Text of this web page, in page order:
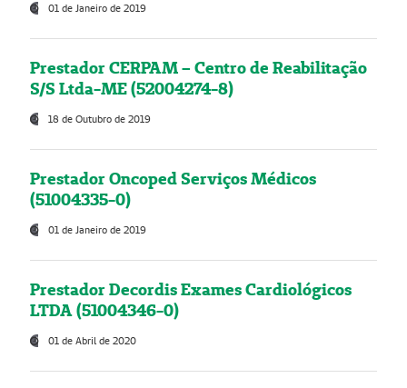
01 de Janeiro de 2019
Prestador CERPAM – Centro de Reabilitação
S/S Ltda-ME (52004274-8)
18 de Outubro de 2019
Prestador Oncoped Serviços Médicos
(51004335-0)
01 de Janeiro de 2019
Prestador Decordis Exames Cardiológicos
LTDA (51004346-0)
01 de Abril de 2020